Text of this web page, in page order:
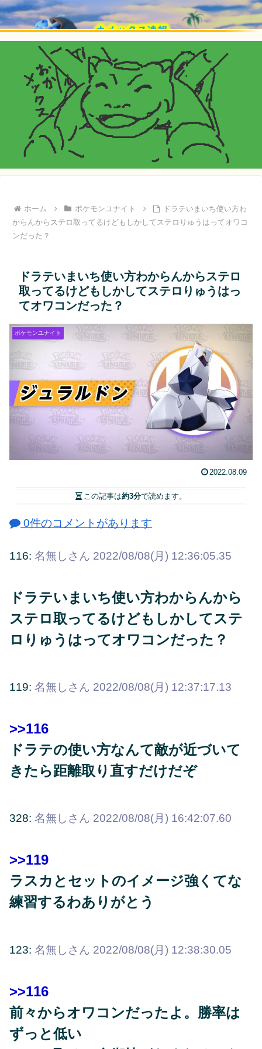
ホーム ポケモンユナイト
ドラテいまいち使い方わ
からんからステロ取ってるけどもしかしてステロりゅうはってオワコ
ンだった？
ドラテいまいち使い方わからんからステロ
取ってるけどもしかしてステロりゅうはっ
てオワコンだった？
ポケモンユナイト
2022.08.09
この記事は約3分で読めます。
0件のコメントがあります
116: 名無しさん 2022/08/08(月) 12:36:05.35
ドラテいまいち使い方わからんから
ステロ取ってるけどもしかしてステ
ロりゅうはってオワコンだった？
119: 名無しさん 2022/08/08(月) 12:37:17.13
>>116
ドラテの使い方なんて敵が近づいて
きたら距離取り直すだけだぞ
328: 名無しさん 2022/08/08(月) 16:42:07.60
>>119
ラスカとセットのイメージ強くてな
練習するわありがとう
123: 名無しさん 2022/08/08(月) 12:38:30.05
>>116
前々からオワコンだったよ。勝率は
ずっと低い